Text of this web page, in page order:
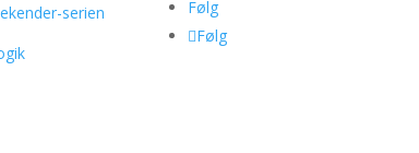
serien
Følg
Følg